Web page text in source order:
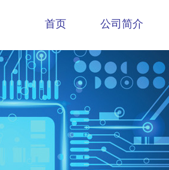
首页 公司简介